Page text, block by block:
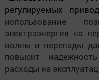
регулируемых
использование
электроэнергии на
волны и перепады
повысит
расходы на